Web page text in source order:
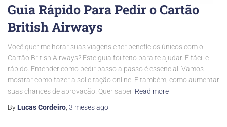
Guia Rápido Para Pedir o Cartão
British Airways
Você quer melhorar suas viagens e ter benefícios únicos com o
Cartão British Airways? Este guia foi feito para te ajudar. É fácil e
rápido. Entender como pedir passo a passo é essencial. Vamos
mostrar como fazer a solicitação online. E também, como aumentar
suas chances de aprovação. Quer saber Read more
By Lucas Cordeiro 3 mesesago